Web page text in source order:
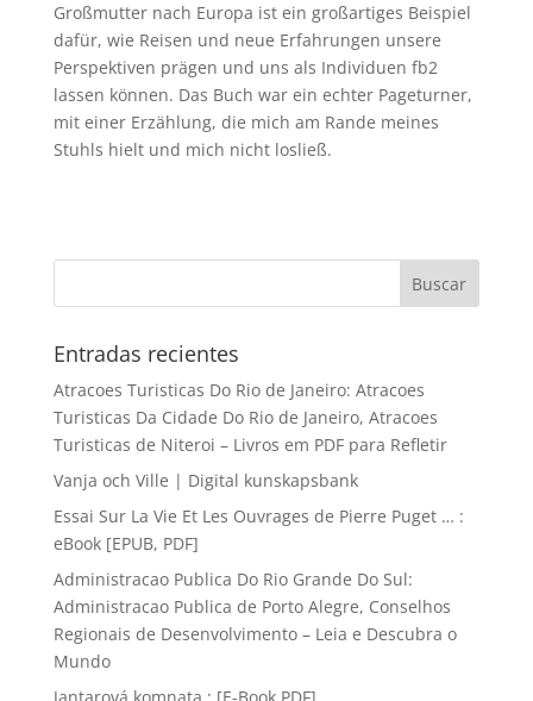
Großmutter nach Europa ist ein großartiges Beispiel
dafür, wie Reisen und neue Erfahrungen unsere
Perspektiven prägen und uns als Individuen fb2
lassen können. Das Buch war ein echter Pageturner,
mit einer Erzählung, die mich am Rande meines
Stuhls hielt und mich nicht losließ.
Entradas recientes
Atracoes Turisticas Do Rio de Janeiro: Atracoes
Turisticas Da Cidade Do Rio de Janeiro, Atracoes
Turisticas de Niteroi – Livros em PDF para Refletir
Vanja och Ville | Digital kunskapsbank
Essai Sur La Vie Et Les Ouvrages de Pierre Puget … :
eBook [EPUB, PDF]
Administracao Publica Do Rio Grande Do Sul:
Administracao Publica de Porto Alegre, Conselhos
Regionais de Desenvolvimento – Leia e Descubra o
Mundo